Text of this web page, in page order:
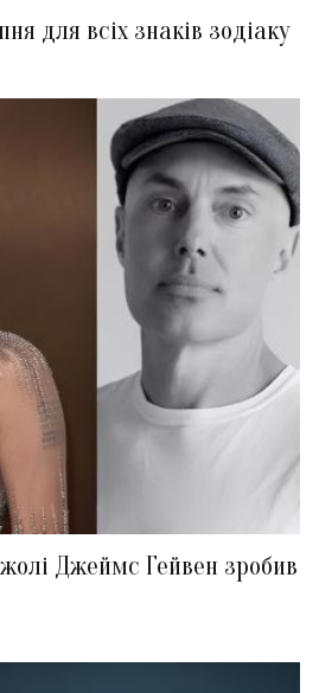
для всіх знаків зодіаку
Джеймс Гейвен зробив